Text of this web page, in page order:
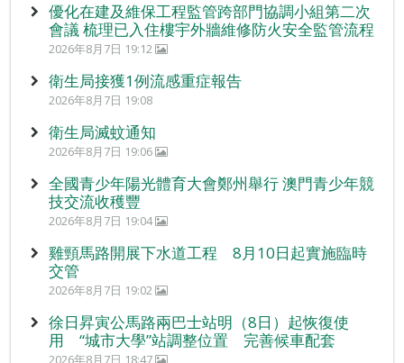
優化在建及維保工程監管跨部門協調小組第二次
會議 梳理已入住樓宇外牆維修防火安全監管流程
2026年8月7日 19:12
衛生局接獲1例流感重症報告
2026年8月7日 19:08
衛生局滅蚊通知
2026年8月7日 19:06
全國青少年陽光體育大會鄭州舉行 澳門青少年競
技交流收穫豐
2026年8月7日 19:04
雞頸馬路開展下水道工程 8月10日起實施臨時
交管
2026年8月7日 19:02
徐日昇寅公馬路兩巴士站明（8日）起恢復使
用 “城市大學”站調整位置 完善候車配套
2026年8月7日 18:47